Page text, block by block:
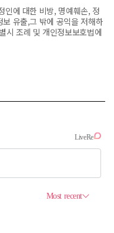
인에 대한 비방, 명예훼손, 정
유출,그 밖에 공익을 저해하
시 조례 및 개인정보보호법에